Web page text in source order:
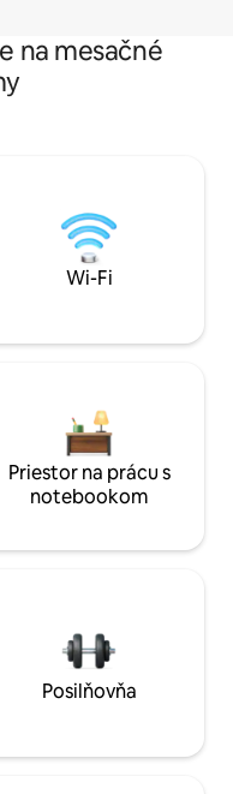
na mesačné
Wi-Fi
Priestor na prácu s
notebookom
Posilňovňa